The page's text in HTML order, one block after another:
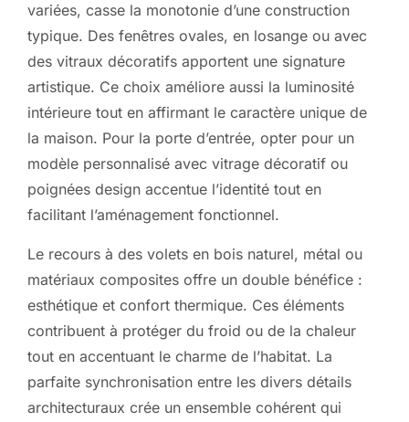
variées, casse la monotonie d’une construction
typique. Des fenêtres ovales, en losange ou avec
des vitraux décoratifs apportent une signature
artistique. Ce choix améliore aussi la luminosité
intérieure tout en affirmant le caractère unique de
la maison. Pour la porte d’entrée, opter pour un
modèle personnalisé avec vitrage décoratif ou
poignées design accentue l’identité tout en
facilitant l’aménagement fonctionnel.
Le recours à des volets en bois naturel, métal ou
matériaux composites offre un double bénéfice :
esthétique et confort thermique. Ces éléments
contribuent à protéger du froid ou de la chaleur
tout en accentuant le charme de l’habitat. La
parfaite synchronisation entre les divers détails
architecturaux crée un ensemble cohérent qui